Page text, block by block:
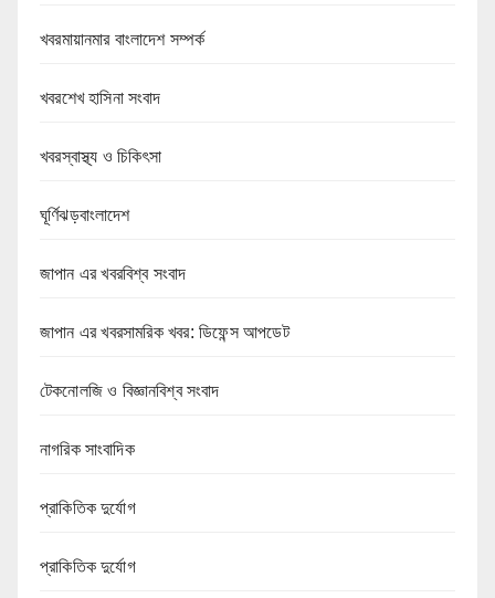
খবরমায়ানমার বাংলাদেশ সম্পর্ক
খবরশেখ হাসিনা সংবাদ
খবরস্বাস্থ্য ও চিকিৎসা
ঘূর্ণিঝড়বাংলাদেশ
জাপান এর খবরবিশ্ব সংবাদ
জাপান এর খবরসামরিক খবর: ডিফেন্স আপডেট
টেকনোলজি ও বিজ্ঞানবিশ্ব সংবাদ
নাগরিক সাংবাদিক
প্রাকিতিক দুর্যোগ
প্রাকিতিক দুর্যোগ